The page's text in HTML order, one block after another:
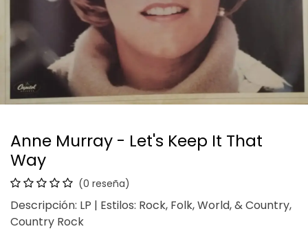
Anne Murray - Let's Keep It That
Way
(0 reseña)
Descripción: LP | Estilos: Rock, Folk, World, & Country,
Country Rock